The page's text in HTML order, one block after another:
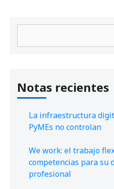
Notas recientes
La infraestructura
PyMEs no controlan
We work: el trabajo
competencias para su
profesional